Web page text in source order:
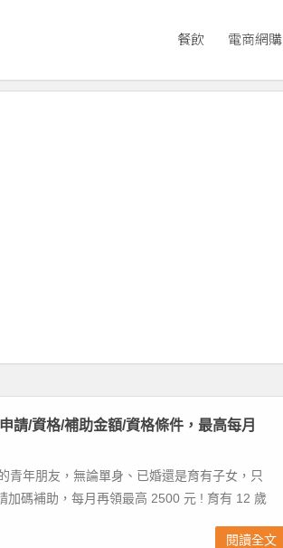
餐飲 電商網購
請/資格/補助金額/資格條件，最高每月
青年朋友，無論單身、已婚還是育有子女，只
加碼補助，每月再領最高 2500 元 ! 育有 12 歲
閱讀全文